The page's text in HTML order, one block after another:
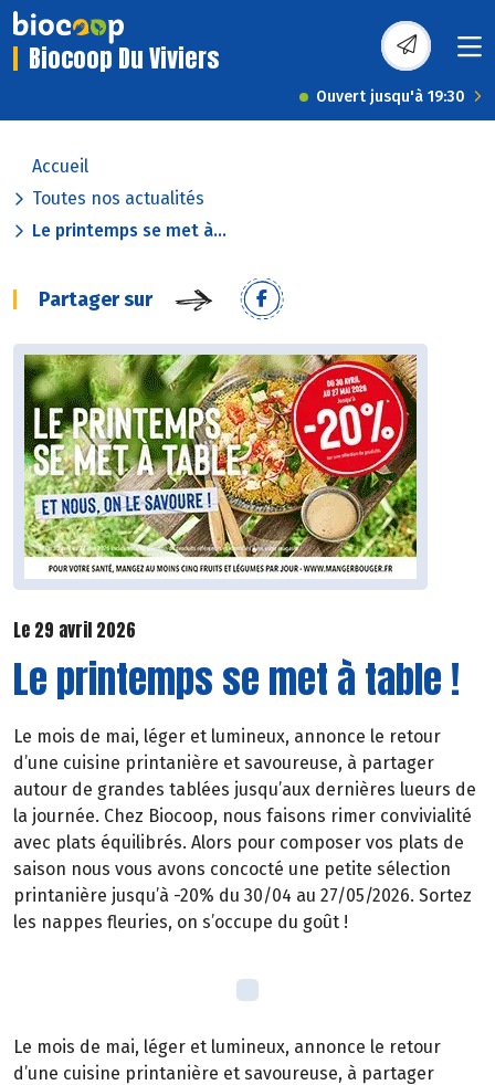
Biocoop Du Viviers
Ouvert jusqu'à 19:30
Accueil
Toutes nos actualités
Le printemps se met à...
Partager sur
Le 29 avril 2026
Le printemps se met à table !
Le mois de mai, léger et lumineux, annonce le retour
d’une cuisine printanière et savoureuse, à partager
autour de grandes tablées jusqu’aux dernières lueurs de
la journée. Chez Biocoop, nous faisons rimer convivialité
avec plats équilibrés. Alors pour composer vos plats de
saison nous vous avons concocté une petite sélection
printanière jusqu’à -20% du 30/04 au 27/05/2026. Sortez
les nappes fleuries, on s’occupe du goût !
Le mois de mai, léger et lumineux, annonce le retour
d’une cuisine printanière et savoureuse, à partager